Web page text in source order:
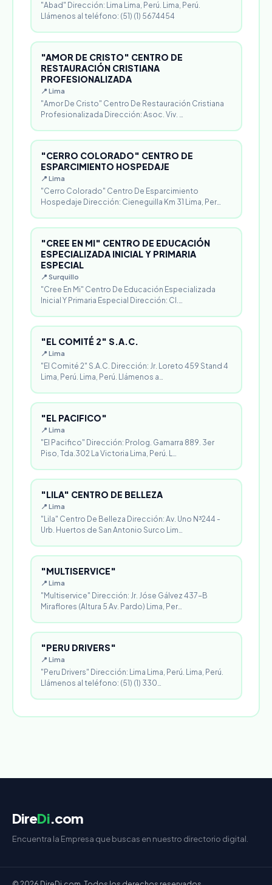
"Abad" Dirección: Lima Lima, Perú. Lima, Perú.
Llámenos al teléfono: (51) (1) 5674454
"AMOR DE CRISTO" CENTRO DE
RESTAURACIÓN CRISTIANA
PROFESIONALIZADA
📍 Lima
"Amor De Cristo" Centro De Restauración Cristiana
Profesionalizada Dirección: Asoc. Viv. …
"CERRO COLORADO" CENTRO DE
ESPARCIMIENTO HOSPEDAJE
📍 Lima
"Cerro Colorado" Centro De Esparcimiento
Hospedaje Dirección: Cieneguilla Km 31 Lima, Per…
"CREE EN MI" CENTRO DE EDUCACIÓN
ESPECIALIZADA INICIAL Y PRIMARIA
ESPECIAL
📍 Surquillo
"Cree En Mi" Centro De Educación Especializada
Inicial Y Primaria Especial Dirección: Cl.…
"EL COMITÉ 2" S.A.C.
📍 Lima
"El Comité 2" S.A.C. Dirección: Jr. Loreto 459 Stand 4
Lima, Perú. Lima, Perú. Llámenos a…
"EL PACIFICO"
📍 Lima
"El Pacifico" Dirección: Prolog. Gamarra 889. 3er
Piso, Tda.302 La Victoria Lima, Perú. L…
"LILA" CENTRO DE BELLEZA
📍 Lima
"Lila" Centro De Belleza Dirección: Av. Uno N³244 -
Urb. Huertos de San Antonio Surco Lim…
"MULTISERVICE"
📍 Lima
"Multiservice" Dirección: Jr. Jóse Gálvez 437-B
Miraflores (Altura 5 Av. Pardo) Lima, Per…
"PERU DRIVERS"
📍 Lima
"Peru Drivers" Dirección: Lima Lima, Perú. Lima, Perú.
Llámenos al teléfono: (51) (1) 330…
DireDi.com
Encuentra la Empresa que buscas en nuestro directorio digital.